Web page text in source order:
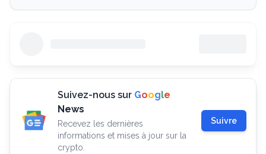
Suivez-nous sur Google
News
Recevez les dernières
informations et mises à jour sur la
crypto.
Suivre